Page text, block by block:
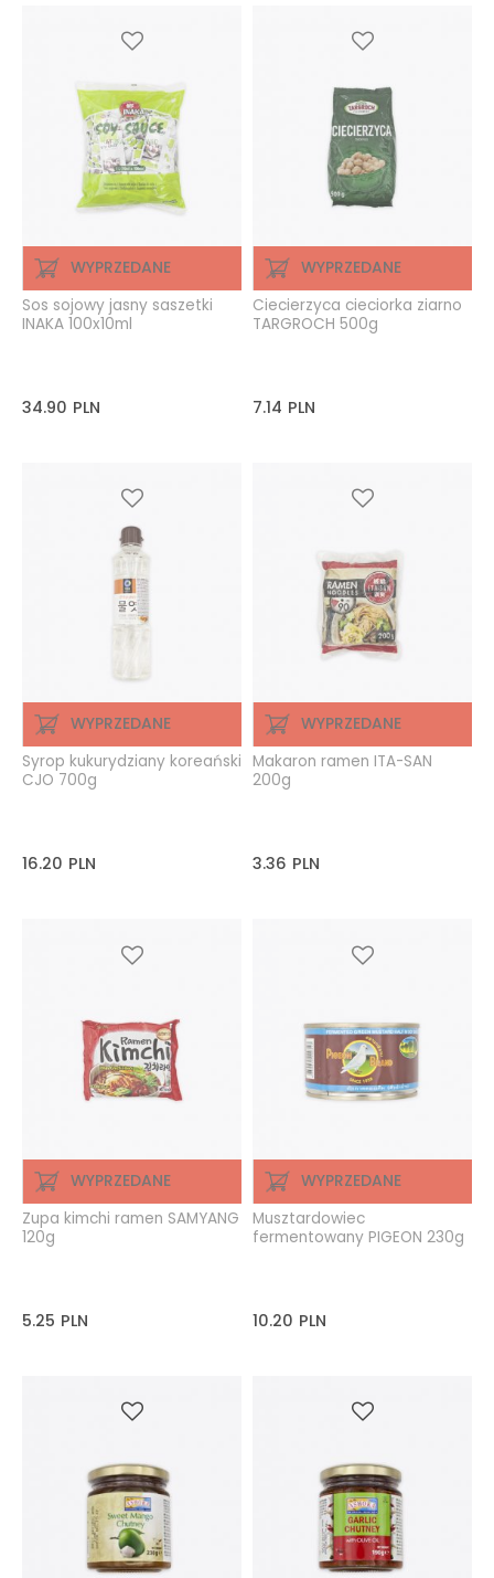
WYPRZEDANE
Sos sojowy jasny saszetki
INAKA 100x10ml
34.90 PLN
WYPRZEDANE
Ciecierzyca cieciorka ziarno
TARGROCH 500g
7.14 PLN
WYPRZEDANE
Syrop kukurydziany koreański
CJO 700g
16.20 PLN
WYPRZEDANE
Makaron ramen ITA-SAN
200g
3.36 PLN
WYPRZEDANE
Zupa kimchi ramen SAMYANG
120g
5.25 PLN
WYPRZEDANE
Musztardowiec
fermentowany PIGEON 230g
10.20 PLN